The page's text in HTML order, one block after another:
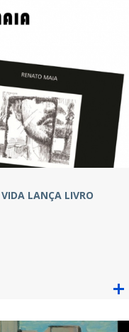
LANÇA LIVRO